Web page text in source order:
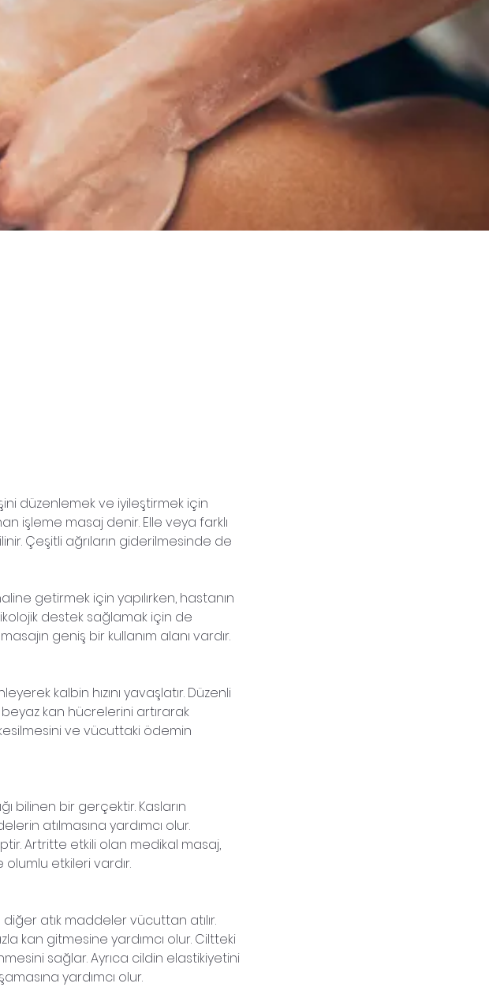
düzenlemek ve iyileştirmek için
işleme masaj denir. Elle veya farklı
Çeşitli ağrıların giderilmesinde de
getirmek için yapılırken, hastanın
destek sağlamak için de
geniş bir kullanım alanı vardır.
kalbin hızını yavaşlatır. Düzenli
kan hücrelerini artırarak
kesilmesini ve vücuttaki ödemin
bilinen bir gerçektir. Kasların
atılmasına yardımcı olur.
Artritte etkili olan medikal masaj,
etkileri vardır.
atık maddeler vücuttan atılır.
kan gitmesine yardımcı olur. Ciltteki
sağlar. Ayrıca cildin elastikiyetini
yardımcı olur.